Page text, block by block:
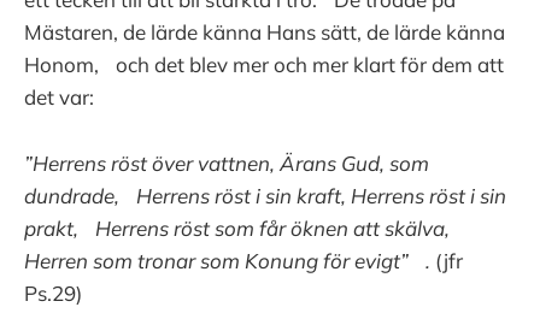
Mästaren, de lärde känna Hans sätt, de lärde känna
Honom, och det blev mer och mer klart för dem att
det var:
”Herrens röst över vattnen, Ärans Gud, som
dundrade, Herrens röst i sin kraft, Herrens röst i sin
prakt, Herrens röst som får öknen att skälva,
Herren som tronar som Konung för evigt” . (jfr
Ps.29)